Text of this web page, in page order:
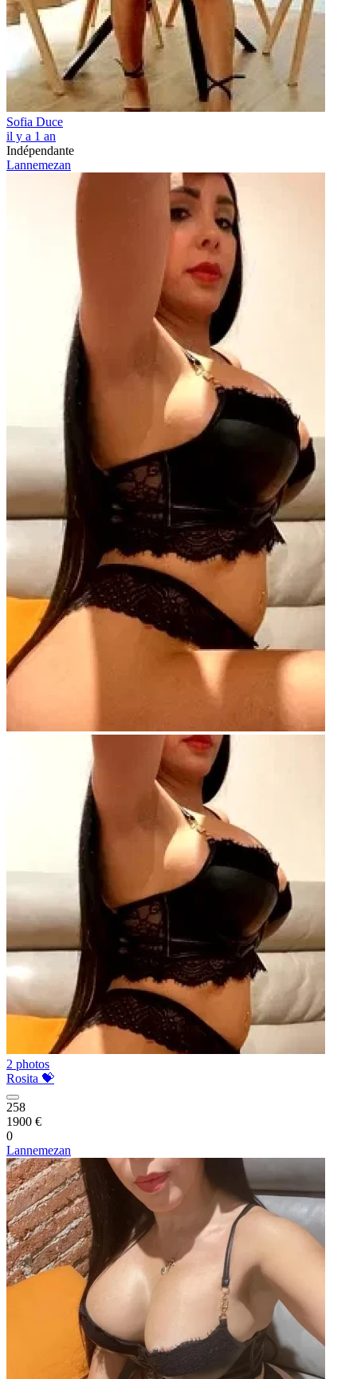
Sofia Duce
il y a 1 an
Indépendante
Lannemezan
2 photos
Rosita 💝
258
1900 €
0
Lannemezan